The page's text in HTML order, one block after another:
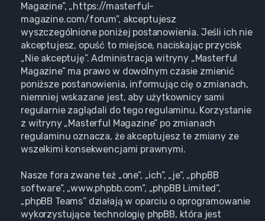
Magazine”, „https://masterful-
magazine.com/forum”, akceptujesz
wyszczególnione poniżej postanowienia. Jeśli ich nie
akceptujesz, opuść to miejsce, naciskając przycisk
„Nie akceptuję”. Administracja witryny „Masterful
Magazine” ma prawo w dowolnym czasie zmienić
poniższe postanowienia, informując cię o zmianach,
niemniej wskazane jest, aby użytkownicy sami
regularnie zaglądali do tego regulaminu. Korzystanie
z witryny „Masterful Magazine” po zmianach
regulaminu oznacza, że akceptujesz te zmiany ze
wszelkimi konsekwencjami prawnymi.
Nasze fora zwane też „one”, „ich”, „je”, „phpBB
software”, „www.phpbb.com”, „phpBB Limited”,
„phpBB Teams” działają w oparciu o oprogramowanie
wykorzystujące technologię phpBB, która jest